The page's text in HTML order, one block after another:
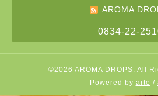
AROMA
0834-22-
©2026 AROMA DROPS. All
Powered by arte /